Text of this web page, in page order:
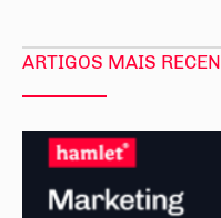
ARTIGOS MAIS